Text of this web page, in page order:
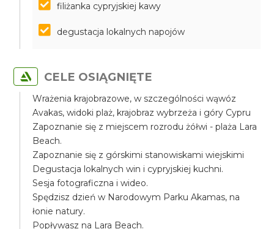
filiżanka cypryjskiej kawy
degustacja lokalnych napojów
CELE OSIĄGNIĘTE
Wrażenia krajobrazowe, w szczególności wąwóz
Avakas, widoki plaż, krajobraz wybrzeża i góry Cypru
Zapoznanie się z miejscem rozrodu żółwi - plaża Lara
Beach.
Zapoznanie się z górskimi stanowiskami wiejskimi
Degustacja lokalnych win i cypryjskiej kuchni.
Sesja fotograficzna i wideo.
Spędzisz dzień w Narodowym Parku Akamas, na
łonie natury.
Popływasz na Lara Beach.